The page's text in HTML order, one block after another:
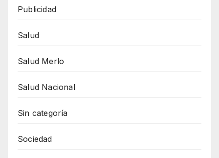
Publicidad
Salud
Salud Merlo
Salud Nacional
Sin categoría
Sociedad